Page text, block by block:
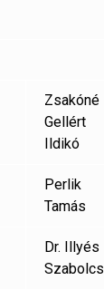
Zsakóné
Gellért
Ildikó
Perlik
Tamás
Dr. Illyés
Szabolcs